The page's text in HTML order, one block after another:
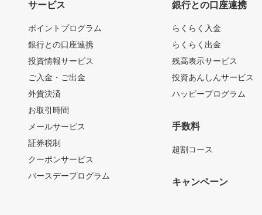
サービス
ポイントプログラム
銀行との口座連携
投資情報サービス
ご入金・ご出金
外貨決済
お取引時間
メールサービス
証券税制
クーポンサービス
バースデープログラム
銀行との口座連携
らくらく入金
らくらく出金
残高表示サービス
投資あんしんサービス
ハッピープログラム
手数料
超割コース
キャンペーン